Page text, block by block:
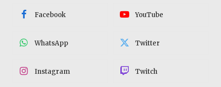
Facebook YouTube
WhatsApp Twitter
Instagram Twitch